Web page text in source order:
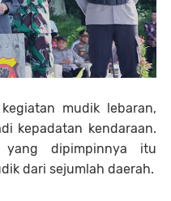
mudik lebaran,
kepadatan kendaraan.
dipimpinnya itu
dari sejumlah daerah.